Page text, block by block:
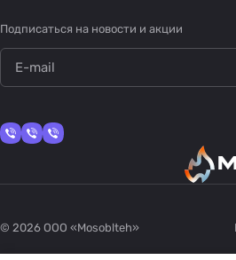
Подписаться на новости и акции
© 2026 OOO «Mosoblteh»